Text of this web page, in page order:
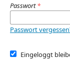
Passwort*
Passwort
Eingeloggt